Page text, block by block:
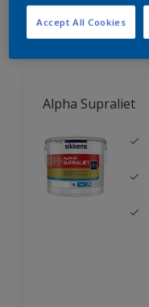
Alpha Supraliet
Accept All Cookies